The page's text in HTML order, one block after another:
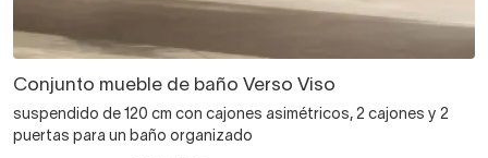
Conjunto mueble de baño Verso Viso
suspendido de 120 cm con cajones asimétricos, 2 cajones y 2
puertas para un baño organizado